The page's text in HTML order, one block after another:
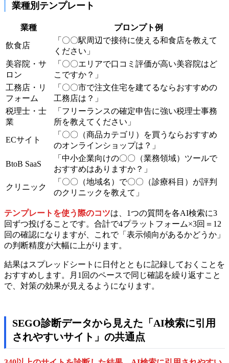
業種別テンプレート
業種 プロンプト例
飲食店
「〇〇駅周辺で接待に使える和食店を教えて
ください」
美容院・サ
ロン
「〇〇エリアで口コミ評価が高い美容院はど
こですか？」
工務店・リ
フォーム
「〇〇市で注文住宅を建てるならおすすめの
工務店は？」
税理士・士
業
「フリーランスの確定申告に強い税理士事務
所を教えてください」
ECサイト
「〇〇（商品カテゴリ）を買うならおすすめ
のオンラインショップは？」
BtoB SaaS
「中小企業向けの〇〇（業務領域）ツールで
おすすめはありますか？」
クリニック
「〇〇（地域名）で〇〇（診療科目）が評判
のクリニックを教えて」
テンプレートを使う際のコツは、1つの質問を各AI検索に3
回ずつ投げることです。合計で4プラットフォーム×3回＝12
回の確認になりますが、これで「表示傾向があるかどうか」
の判断精度が大幅に上がります。
結果はスプレッドシートに日付とともに記録しておくことを
おすすめします。月1回のペースで同じ確認を繰り返すこと
で、対策の効果が見えるようになります。
SEGO診断データから見えた「AI検索に引用
されやすいサイト」の共通点